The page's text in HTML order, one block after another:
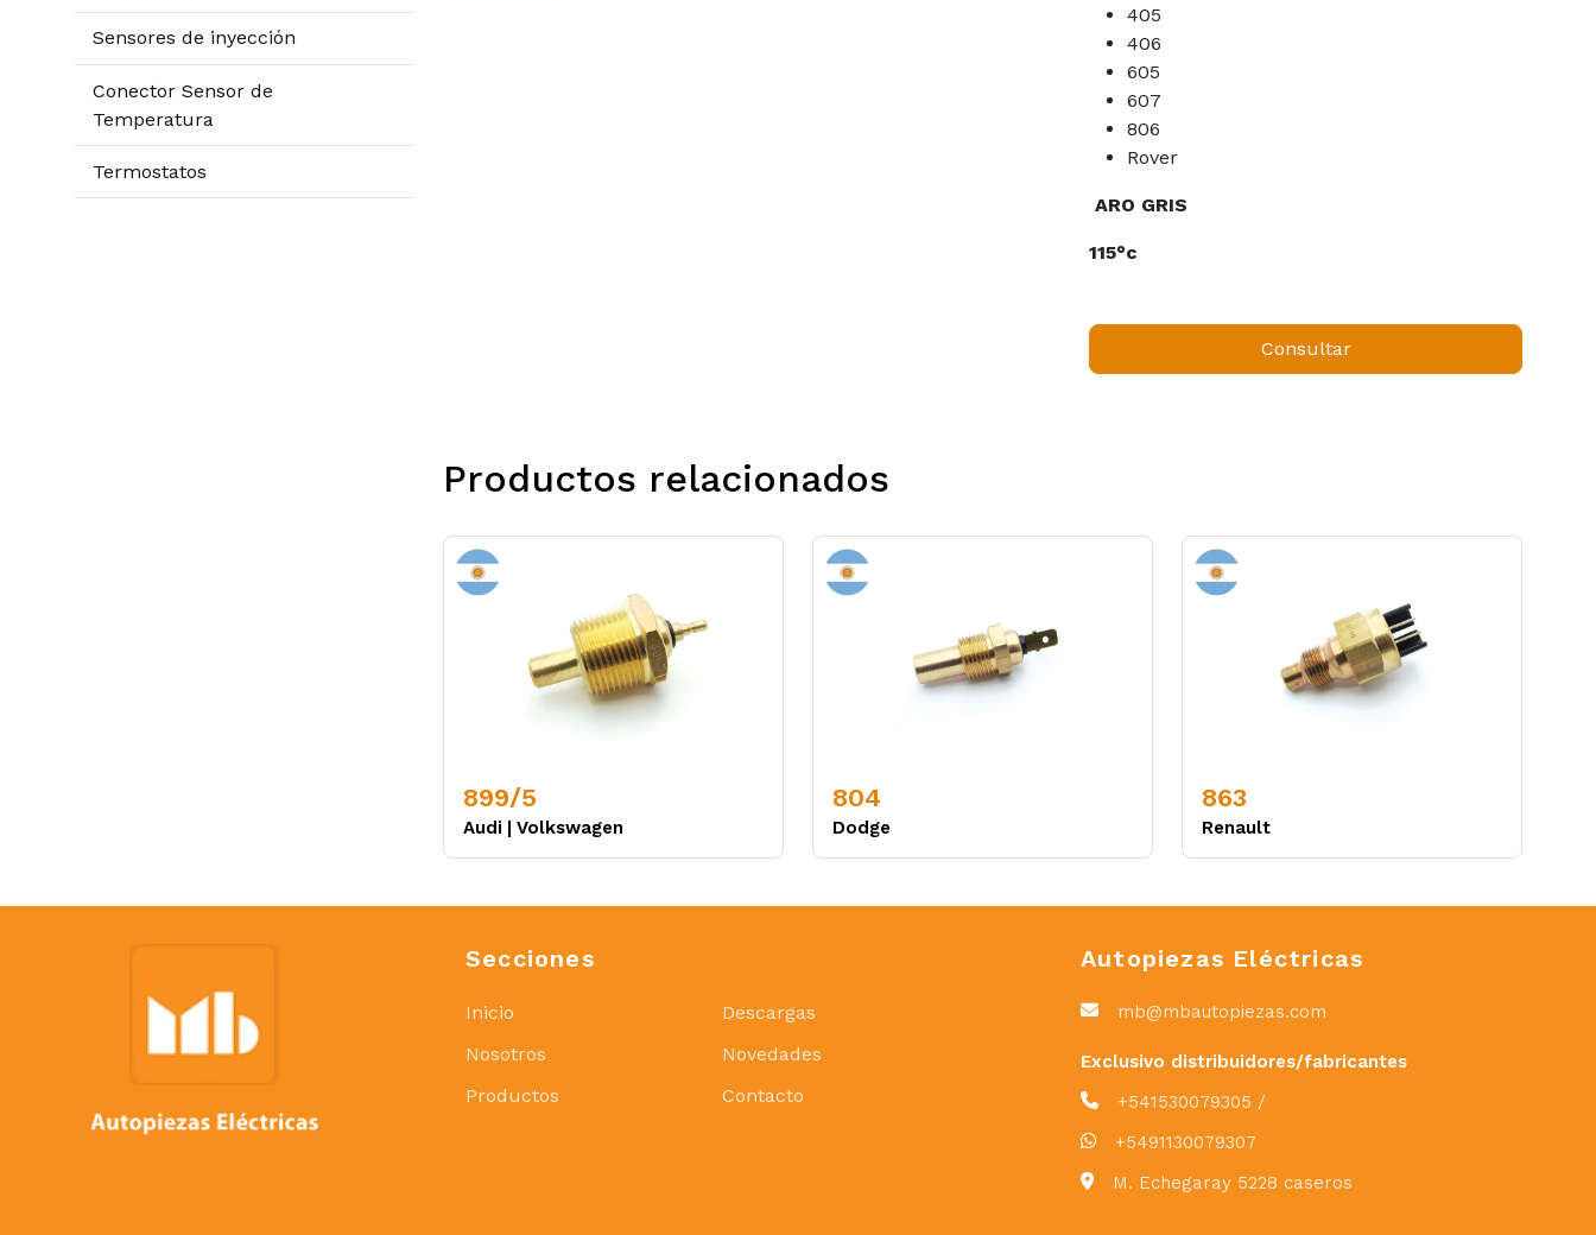
Sensores de inyección
Conector Sensor de
Temperatura
Termostatos
405
406
605
607
806
Rover
ARO GRIS
115°c
Consultar
Productos relacionados
899/5
Audi Volkswagen
804
Dodge
863
Renault
Secciones
Inicio
Nosotros
Productos
Descargas
Novedades
Contacto
Autopiezas Eléctricas
mb@mbautopiezas.com
Exclusivo distribuidores/fabricantes
+541530079305 /
+5491130079307
M. Echegaray 5228 caseros